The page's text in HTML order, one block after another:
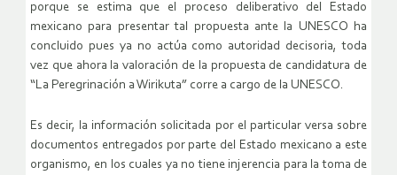
porque se estima que el proceso deliberativo del Estado
mexicano para presentar tal propuesta ante la UNESCO ha
concluido pues ya no actúa como autoridad decisoria, toda
vez que ahora la valoración de la propuesta de candidatura de
“La Peregrinación a Wirikuta” corre a cargo de la UNESCO.
Es decir, la información solicitada por el particular versa sobre
documentos entregados por parte del Estado mexicano a este
organismo, en los cuales ya no tiene injerencia para la toma de